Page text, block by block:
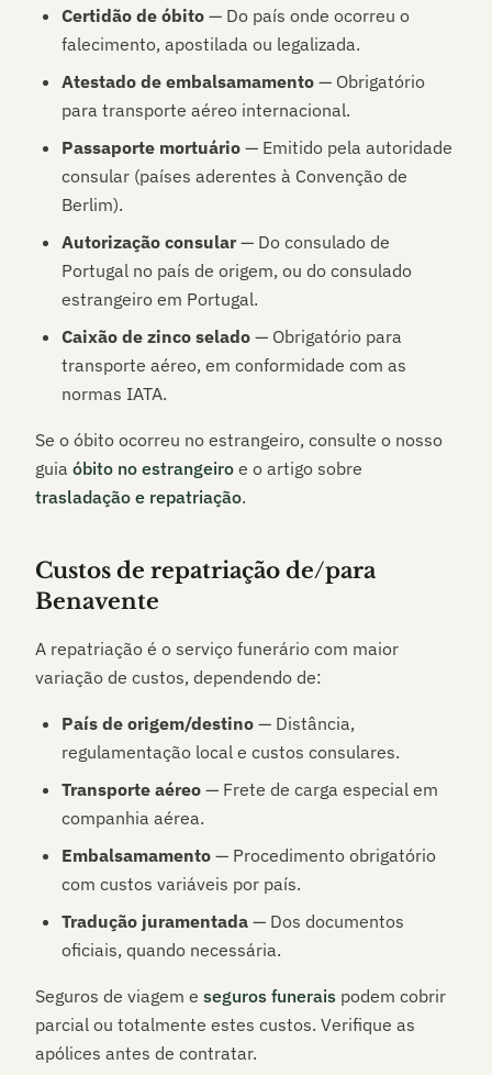
Certidão de óbito — Do país onde ocorreu o
falecimento, apostilada ou legalizada.
Atestado de embalsamamento — Obrigatório
para transporte aéreo internacional.
Passaporte mortuário — Emitido pela autoridade
consular (países aderentes à Convenção de
Berlim).
Autorização consular — Do consulado de
Portugal no país de origem, ou do consulado
estrangeiro em Portugal.
Caixão de zinco selado — Obrigatório para
transporte aéreo, em conformidade com as
normas IATA.
Se o óbito ocorreu no estrangeiro, consulte o nosso
guia óbito no estrangeiro e o artigo sobre
trasladação e repatriação.
Custos de repatriação de/para
Benavente
A repatriação é o serviço funerário com maior
variação de custos, dependendo de:
País de origem/destino — Distância,
regulamentação local e custos consulares.
Transporte aéreo — Frete de carga especial em
companhia aérea.
Embalsamamento — Procedimento obrigatório
com custos variáveis por país.
Tradução juramentada — Dos documentos
oficiais, quando necessária.
Seguros de viagem e seguros funerais podem cobrir
parcial ou totalmente estes custos. Verifique as
apólices antes de contratar.